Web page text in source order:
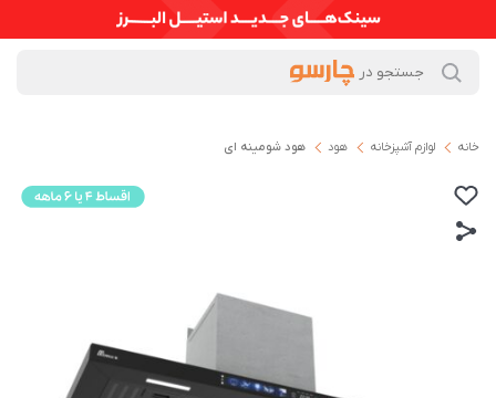
خانه لوازم آشپزخانه هود هود شومینه ای